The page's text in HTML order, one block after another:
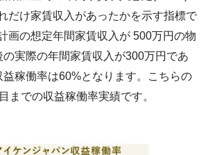
だけ家賃収入があったかを示す指標で
画の想定年間家賃収入が 500万円の物
実際の年間家賃収入が300万円であ
稼働率は60%となります。こちらの
までの収益稼働率実績です。